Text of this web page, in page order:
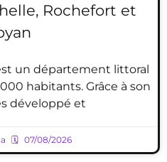
Rochefort et
un département littoral
habitants. Grâce à son
développé et
07/08/2026